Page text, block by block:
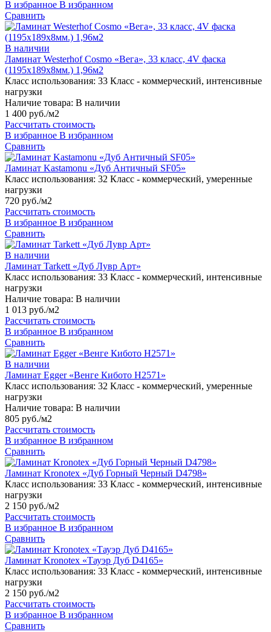
В избранное В избранном
Сравнить
В наличии
Ламинат Westerhof Cosmo «Вега», 33 класс, 4V фаска
(1195х189х8мм.) 1,96м2
Класс использования: 33 Класс - коммерческий, интенсивные
нагрузки
Наличие товара: В наличии
1 400 руб./м2
Рассчитать стоимость
В избранное В избранном
Сравнить
Ламинат Kastamonu «Дуб Античный SF05»
Класс использования: 32 Класс - коммерческий, умеренные
нагрузки
720 руб./м2
Рассчитать стоимость
В избранное В избранном
Сравнить
В наличии
Ламинат Tarkett «Дуб Лувр Арт»
Класс использования: 33 Класс - коммерческий, интенсивные
нагрузки
Наличие товара: В наличии
1 013 руб./м2
Рассчитать стоимость
В избранное В избранном
Сравнить
В наличии
Ламинат Egger «Венге Кибото H2571»
Класс использования: 32 Класс - коммерческий, умеренные
нагрузки
Наличие товара: В наличии
805 руб./м2
Рассчитать стоимость
В избранное В избранном
Сравнить
Ламинат Kronotex «Дуб Горный Черный D4798»
Класс использования: 33 Класс - коммерческий, интенсивные
нагрузки
2 150 руб./м2
Рассчитать стоимость
В избранное В избранном
Сравнить
Ламинат Kronotex «Тауэр Дуб D4165»
Класс использования: 33 Класс - коммерческий, интенсивные
нагрузки
2 150 руб./м2
Рассчитать стоимость
В избранное В избранном
Сравнить